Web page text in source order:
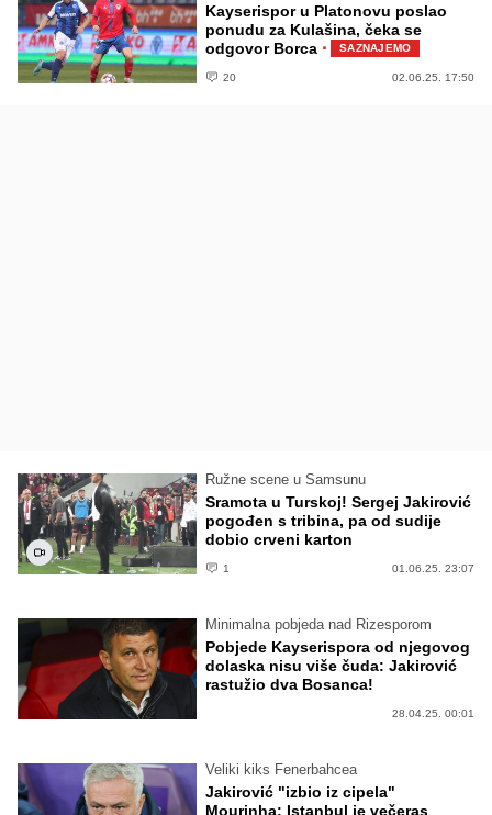
Kayserispor u Platonovu poslao
ponudu za Kulašina, čeka se
odgovor Borca · SAZNAJEMO
20 02.06.25. 17:50
Ružne scene u Samsunu
Sramota u Turskoj! Sergej Jakirović
pogođen s tribina, pa od sudije
dobio crveni karton
1 01.06.25. 23:07
Minimalna pobjeda nad Rizesporom
Pobjede Kayserispora od njegovog
dolaska nisu više čuda: Jakirović
rastužio dva Bosanca!
28.04.25. 00:01
Veliki kiks Fenerbahcea
Jakirović "izbio iz cipela"
Mourinha: Istanbul je večeras